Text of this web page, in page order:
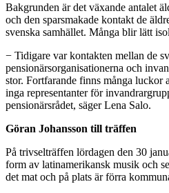
Bakgrunden är det växande antalet
och den sparsmakade kontakt de
svenska samhället. Många blir lätt
− Tidigare var kontakten mellan de
pensionärsorganisationerna och
stor. Fortfarande finns många
inga representanter för
pensionärsrådet, säger Lena Salo.
Göran Johansson till träffen
På trivselträffen lördagen den 30
form av latinamerikansk musik och
det mat och på plats är förra